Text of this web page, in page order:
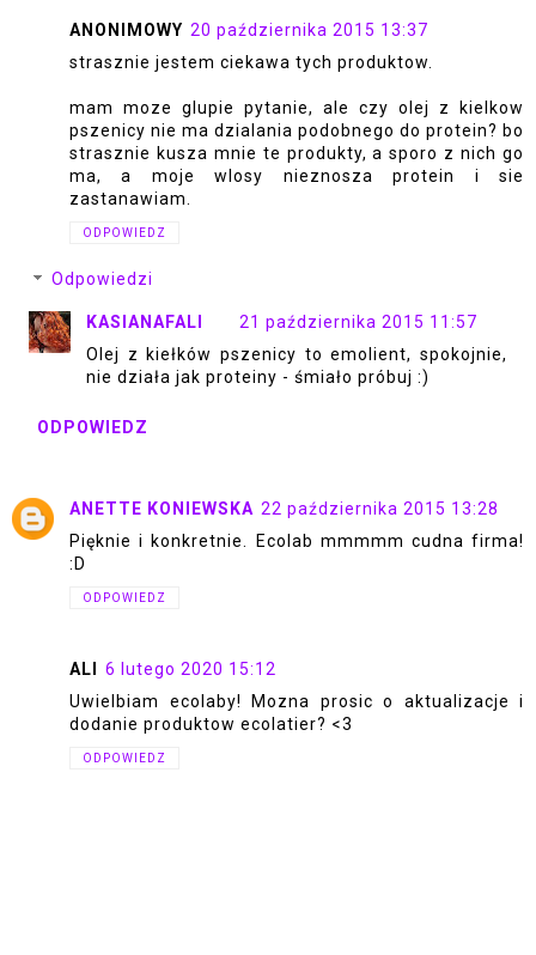
ANONIMOWY 20 października 2015 13:37
strasznie jestem ciekawa tych produktow.
mam moze glupie pytanie, ale czy olej z kielkow
pszenicy nie ma dzialania podobnego do protein? bo
strasznie kusza mnie te produkty, a sporo z nich go
ma, a moje wlosy nieznosza protein i sie
zastanawiam.
ODPOWIEDZ
Odpowiedzi
KASIANAFALI
21 października 2015 11:57
Olej z kiełków pszenicy to emolient, spokojnie,
nie działa jak proteiny - śmiało próbuj :)
ODPOWIEDZ
ANETTE KONIEWSKA 22 października 2015 13:28
Pięknie i konkretnie. Ecolab mmmmm cudna firma!
:D
ODPOWIEDZ
ALI
6 lutego 2020 15:12
Uwielbiam ecolaby! Mozna prosic o aktualizacje i
dodanie produktow ecolatier? <3
ODPOWIEDZ